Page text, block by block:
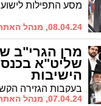
08.04.24, מנהל האתר
מרן הגרי"ב
שליט"א
הישיבות
07.04.24, מנהל האתר